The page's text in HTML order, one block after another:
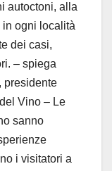
autoctoni, alla
ogni località
dei casi,
– spiega
presidente
Vino – Le
sanno
i visitatori a